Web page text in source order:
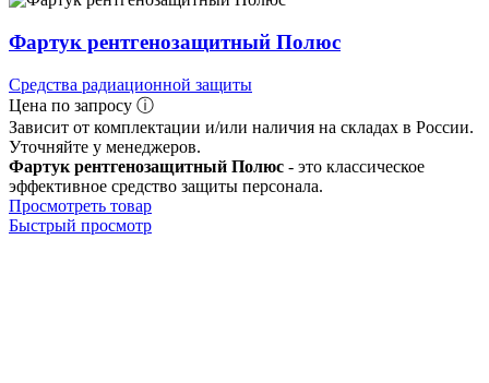
Фартук рентгенозащитный Полюс
Средства радиационной защиты
Цена по запросу ⓘ
Зависит от комплектации и/или наличия на складах в России.
Уточняйте у менеджеров.
Фартук рентгенозащитный Полюс - это классическое
эффективное средство защиты персонала.
Просмотреть товар
Быстрый просмотр